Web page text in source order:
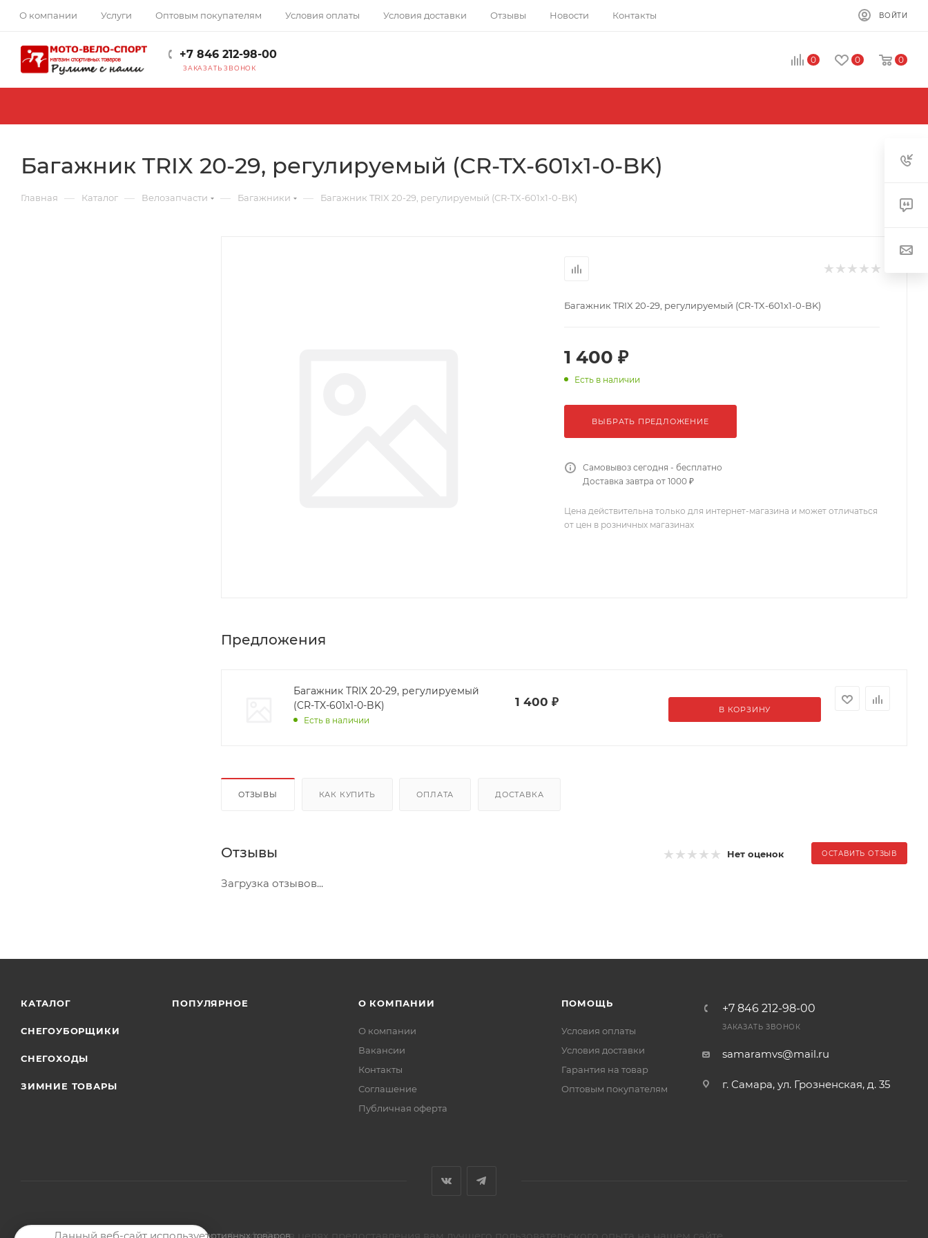
О компании Услуги Оптовым покупателям Условия оплаты Условия доставки Отзывы Новости Контакты ВОЙТИ
+7 846 212-98-00
ЗАКАЗАТЬ ЗВОНОК
0 0 0
Багажник TRIX 20-29, регулируемый (CR-TX-601x1-0-BK)
Главная — Каталог — Велозапчасти — Багажники — Багажник TRIX 20-29, регулируемый (CR-TX-601x1-0-BK)
Багажник TRIX 20-29, регулируемый (CR-TX-601x1-0-BK)
1 400 ₽
Есть в наличии
ВЫБРАТЬ ПРЕДЛОЖЕНИЕ
Самовывоз сегодня - бесплатно
Доставка завтра от 1000 ₽
Цена действительна только для интернет-магазина и может отличаться
от цен в розничных магазинах
Предложения
Багажник TRIX 20-29, регулируемый
(CR-TX-601x1-0-BK)
Есть в наличии
1 400 ₽
В КОРЗИНУ
ОТЗЫВЫ КАК КУПИТЬ ОПЛАТА ДОСТАВКА
Отзывы Нет оценок ОСТАВИТЬ ОТЗЫВ
Загрузка отзывов...
КАТАЛОГ
СНЕГОУБОРЩИКИ
СНЕГОХОДЫ
ЗИМНИЕ ТОВАРЫ
ПОПУЛЯРНОЕ О КОМПАНИИ
О компании
Вакансии
Контакты
Соглашение
Публичная оферта
ПОМОЩЬ
Условия оплаты
Условия доставки
Гарантия на товар
Оптовым покупателям
+7 846 212-98-00
ЗАКАЗАТЬ ЗВОНОК
samaramvs@mail.ru
г. Самара, ул. Грозненская, д. 35
2026 © Магазин мото-велотехники и спортивных товаров